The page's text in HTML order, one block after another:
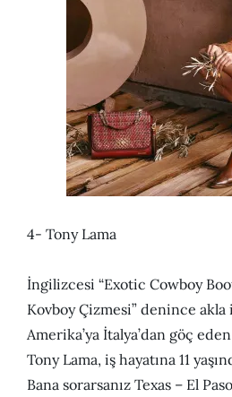
4- Tony Lama
İngilizcesi “Exotic Cowboy
Kovboy Çizmesi” denince akla
Amerika’ya İtalya’dan göç
Tony Lama, iş hayatına 11
Bana sorarsanız Texas – El